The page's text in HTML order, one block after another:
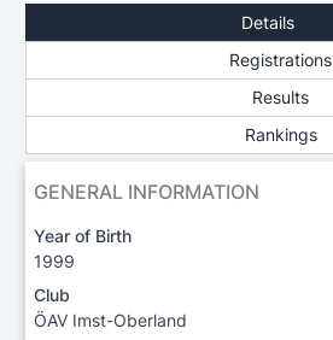
Details
Registrations
Results
Rankings
GENERAL INFORMATION
Year of Birth
1999
Club
ÖAV Imst-Oberland